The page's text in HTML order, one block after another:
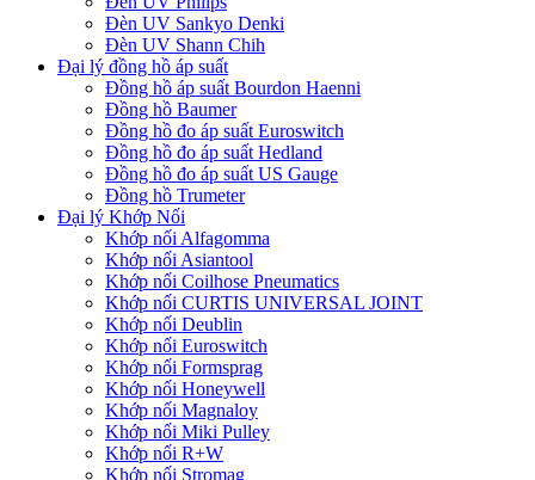
Đèn UV Sankyo Denki
Đèn UV Shann Chih
Đại lý đồng hồ áp suất
Đồng hồ áp suất Bourdon Haenni
Đồng hồ Baumer
Đồng hồ đo áp suất Euroswitch
Đồng hồ đo áp suất Hedland
Đồng hồ đo áp suất US Gauge
Đồng hồ Trumeter
Đại lý Khớp Nối
Khớp nối Alfagomma
Khớp nối Asiantool
Khớp nối Coilhose Pneumatics
Khớp nối CURTIS UNIVERSAL JOINT
Khớp nối Deublin
Khớp nối Euroswitch
Khớp nối Formsprag
Khớp nối Honeywell
Khớp nối Magnaloy
Khớp nối Miki Pulley
Khớp nối R+W
Khớp nối Stromag